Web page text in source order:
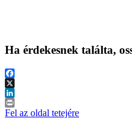
Ha érdekesnek találta,
Facebook
X
LinkedIn
Print
Fel az oldal tetejére